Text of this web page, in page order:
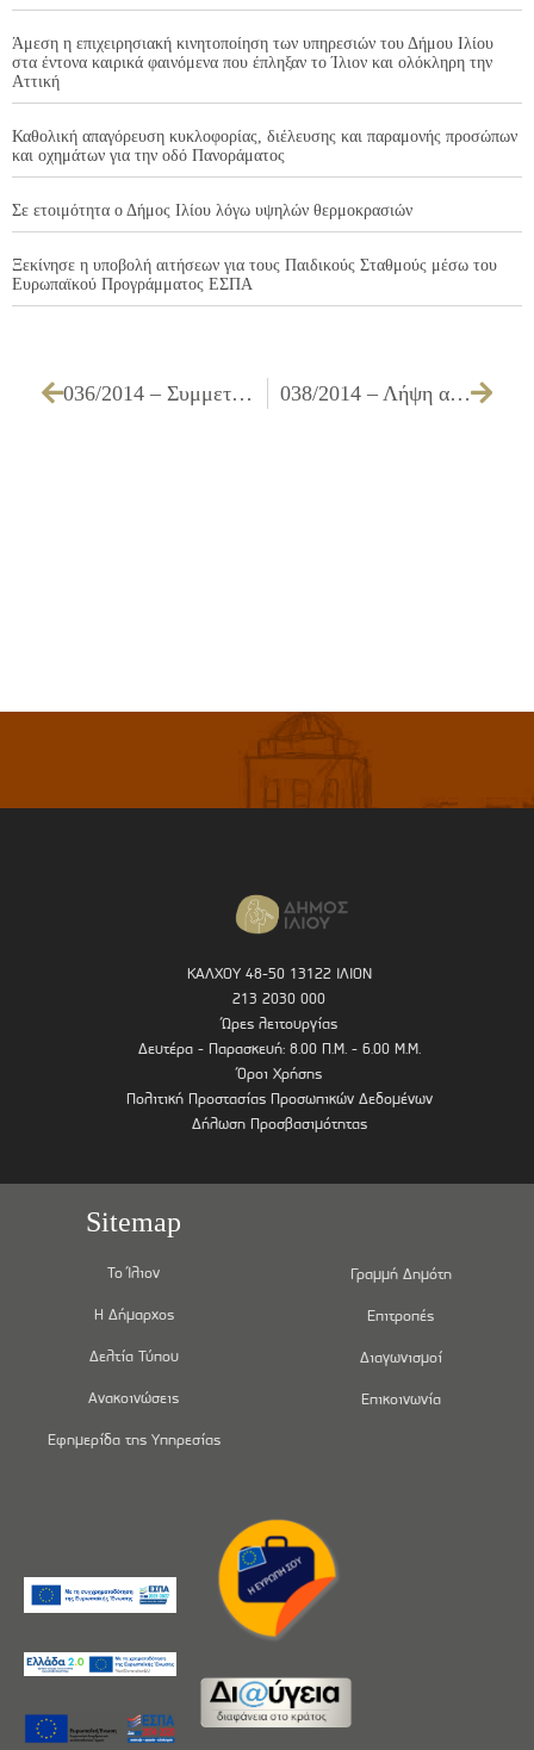
Άμεση η επιχειρησιακή κινητοποίηση των υπηρεσιών του Δήμου Ιλίου
στα έντονα καιρικά φαινόμενα που έπληξαν το Ίλιον και ολόκληρη την
Αττική
Καθολική απαγόρευση κυκλοφορίας, διέλευσης και παραμονής προσώπων
και οχημάτων για την οδό Πανοράματος
Σε ετοιμότητα ο Δήμος Ιλίου λόγω υψηλών θερμοκρασιών
Ξεκίνησε η υποβολή αιτήσεων για τους Παιδικούς Σταθμούς μέσω του
Ευρωπαϊκού Προγράμματος ΕΣΠΑ
036/2014 – Συμμετοχή του Δήμου μας στην ανοιχτή πρόσκληση υπ’ αριθμ. 59/24-12-2013 για υποβολή προτάσεων στο πλαίσιο του Επιχειρησιακού Προγράμματος «Ψηφιακή Σύγκλιση» στον Άξονα Προτεραιότητας 2: «ΤΠΕ και Βελτίωση της Ποιότητας Ζωής και Ειδικό Στόχο 2.1: «Βελτίωση της καθημερινής ζωής μέσω ΤΠΕ – Ισότιμη συμμετοχή των πολιτών στην Ψηφιακή Ελλάδα» της «ΕΦΔ Ε.Ε.Τ.Α.Α.», έγκριση της υποβολής Τ.Δ.Π.Π. στο πλαίσιο της ανωτέρω πρόσκλησης με τίτλο Πράξης: “ΤΗΛΕΜΑΤΙΚΗ ΔΙΑΧΕΙΡΙΣΗ ΑΠΟΡΡΙΜΜΑΤΟΦΟΡΩΝ ΔΗΜΟΥ ΙΛΙΟΥ 038/2014 – Λήψη απόφασης για τη χορήγηση 2ης παράτασης προθεσμίας εκτέλεσης του έργου με τίτλο ΕΡΓΑΣΙΕΣ ΣΥΝΤΗΡΗΣΗΣ ΚΑΙ ΕΠΙΣΚΕΥΗΣ ΜΟΝΙΜΩΝ ΕΓΚΑΤΑΣΤΑΣΕΩΝ ΤΩΝ ΚΤΙΡΙΑΚΩΝ ΜΟΝΑΔΩΝ ΤΩΝ ΒΡΕΦΟΝΗΠΙΑΚΩΝ ΣΤΑΘΜΩΝ
ΚΑΛΧΟΥ 48-50 13122 ΙΛΙΟΝ
213 2030 000
Ώρες λειτουργίας
Δευτέρα - Παρασκευή: 8.00 Π.Μ. - 6.00 Μ.Μ.
Όροι Χρήσης
Πολιτική Προστασίας Προσωπικών Δεδομένων
Δήλωση Προσβασιμότητας
Sitemap
Το Ίλιον
Η Δήμαρχος
Δελτία Τύπου
Ανακοινώσεις
Εφημερίδα της Υπηρεσίας
Γραμμή Δημότη
Επιτροπές
Διαγωνισμοί
Επικοινωνία